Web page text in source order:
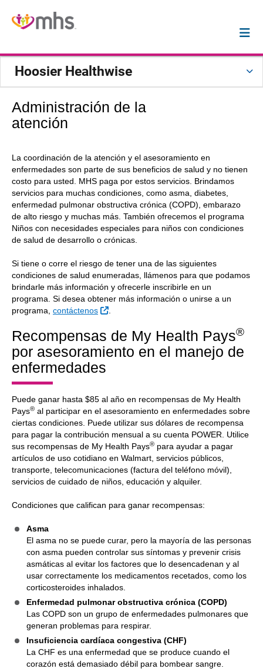
Hoosier Healthwise
Administración de la
atención
La coordinación de la atención y el asesoramiento en
enfermedades son parte de sus beneficios de salud y no tienen
costo para usted. MHS paga por estos servicios. Brindamos
servicios para muchas condiciones, como asma, diabetes,
enfermedad pulmonar obstructiva crónica (COPD), embarazo
de alto riesgo y muchas más. También ofrecemos el programa
Niños con necesidades especiales para niños con condiciones
de salud de desarrollo o crónicas.
Si tiene o corre el riesgo de tener una de las siguientes
condiciones de salud enumeradas, llámenos para que podamos
brindarle más información y ofrecerle inscribirle en un
programa. Si desea obtener más información o unirse a un
programa, contáctenos Sitio Externo
Recompensas de My Health Pays®
por asesoramiento en el manejo de
enfermedades
Puede ganar hasta $85 al año en recompensas de My Health
Pays® al participar en el asesoramiento en enfermedades sobre
ciertas condiciones. Puede utilizar sus dólares de recompensa
para pagar la contribución mensual a su cuenta POWER. Utilice
sus recompensas de My Health Pays® para ayudar a pagar
artículos de uso cotidiano en Walmart, servicios públicos,
transporte, telecomunicaciones (factura del teléfono móvil),
servicios de cuidado de niños, educación y alquiler.
Condiciones que califican para ganar recompensas:
Asma
El asma no se puede curar, pero la mayoría de las personas
con asma pueden controlar sus síntomas y prevenir crisis
asmáticas al evitar los factores que lo desencadenan y al
usar correctamente los medicamentos recetados, como los
corticosteroides inhalados.
Enfermedad pulmonar obstructiva crónica (COPD)
Las COPD son un grupo de enfermedades pulmonares que
generan problemas para respirar.
Insuficiencia cardíaca congestiva (CHF)
La CHF es una enfermedad que se produce cuando el
corazón está demasiado débil para bombear sangre.